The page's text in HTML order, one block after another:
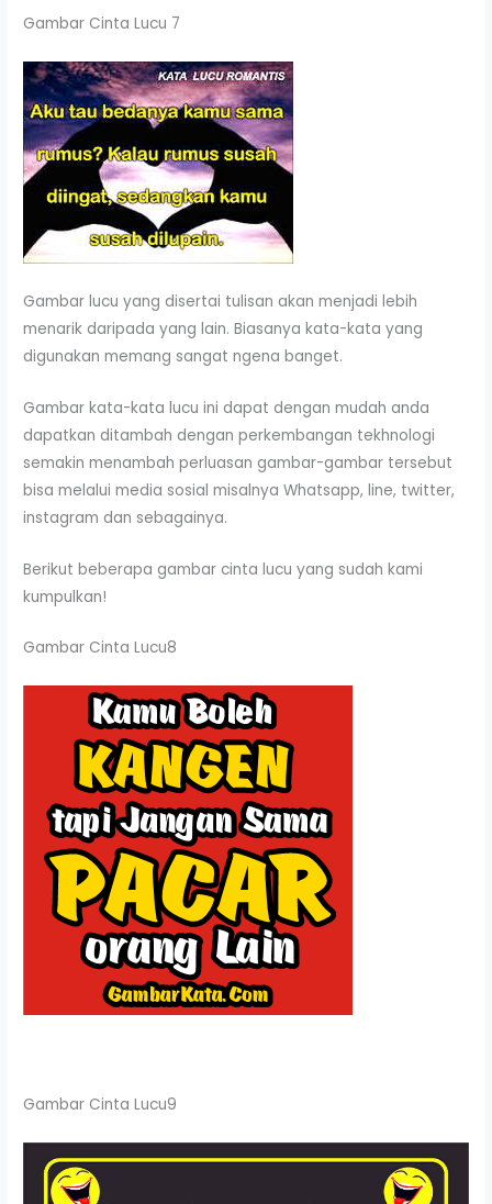
Gambar Cinta Lucu 7
Gambar lucu yang disertai tulisan akan menjadi lebih
menarik daripada yang lain. Biasanya kata-kata yang
digunakan memang sangat ngena banget.
Gambar kata-kata lucu ini dapat dengan mudah anda
dapatkan ditambah dengan perkembangan tekhnologi
semakin menambah perluasan gambar-gambar tersebut
bisa melalui media sosial misalnya Whatsapp, line, twitter,
instagram dan sebagainya.
Berikut beberapa gambar cinta lucu yang sudah kami
kumpulkan!
Gambar Cinta Lucu8
Gambar Cinta Lucu9